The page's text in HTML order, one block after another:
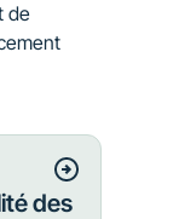
de
des